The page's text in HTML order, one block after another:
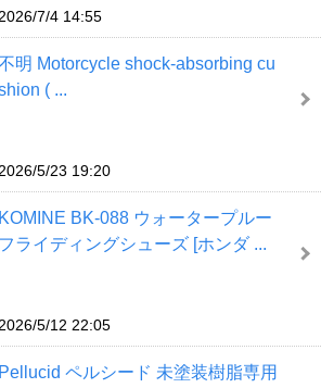
2026/7/4 14:55
明 Motorcycle shock-absorbing cu
( ...
2026/5/23 19:20
KOMINE BK-088 ウォータープルー
フライディングシューズ [ホンダ ...
5/12 22:05
Pellucid ペルシード 未塗装樹脂専用